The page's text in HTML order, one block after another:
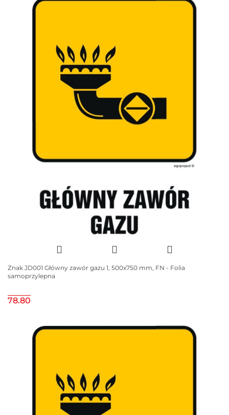
Znak JD001 Główny zawór gazu 1, 500x750 mm, FN - Folia
samoprzylepna
78.80